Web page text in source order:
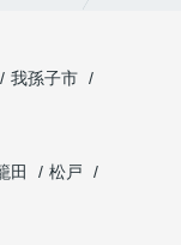
ト回線のご相
。
キャンペーン
までどう
我孫子市
田
松戸